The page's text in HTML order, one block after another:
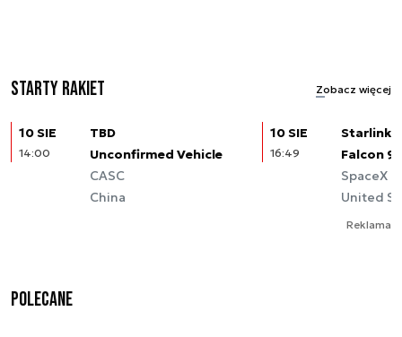
Starty rakiet Zobacz więcej
10 SIE
14:00
TBD
Unconfirmed Vehicle
CASC
China
10 SIE
16:49
Starlink
Falcon 9
SpaceX
United
Reklama
Polecane